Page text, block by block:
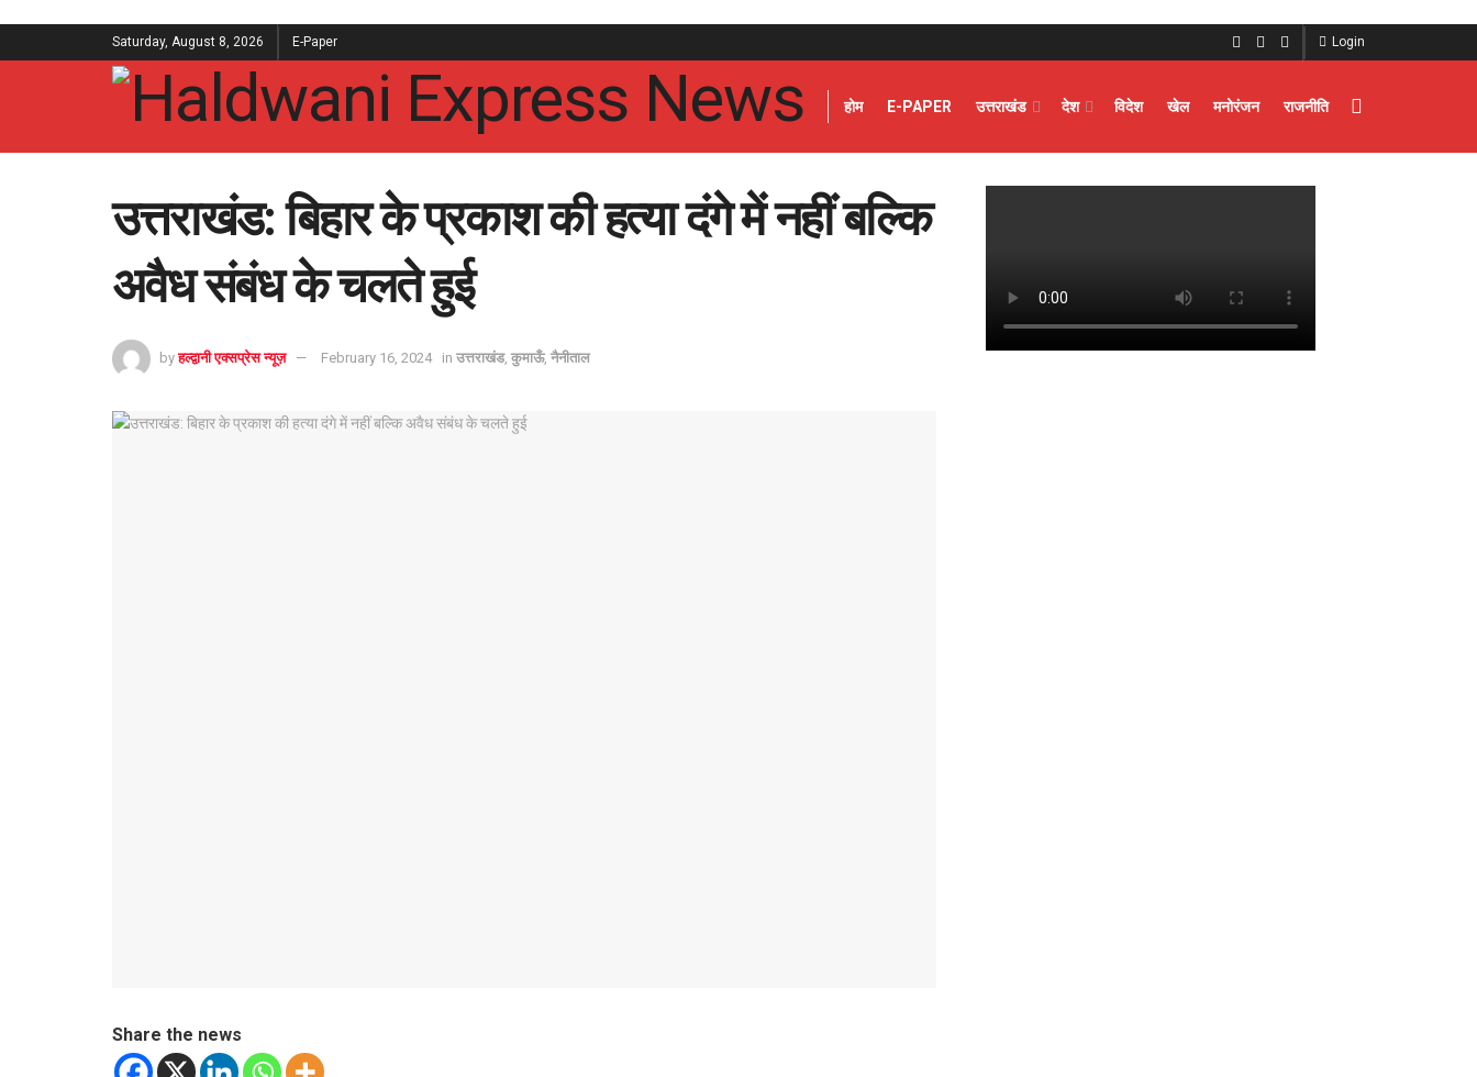
Saturday, August 8, 2026 E-Paper Login
होम E-PAPER उत्तराखंड देश विदेश खेल मनोरंजन राजनीति
उत्तराखंड: बिहार के प्रकाश की हत्या दंगे में नहीं बल्कि
अवैध संबंध के चलते हुई
by हल्द्वानी एक्सप्रेस न्यूज़ February 16, 2024 in उत्तराखंड, कुमाऊँ, नैनीताल
Share the news